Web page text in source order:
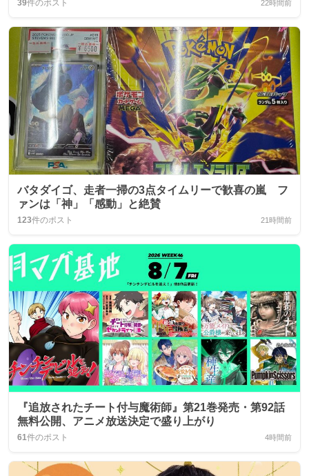
39件のポスト 22時間前
バタダイゴ、走者一掃の3点タイムリーで歓喜の嵐 フ
ァンは「神」「感動」と絶賛
123件のポスト 21時間前
『追放されたチート付与魔術師』第21巻発売・第92話
無料公開、アニメ放送決定で盛り上がり
61件のポスト 4時間前